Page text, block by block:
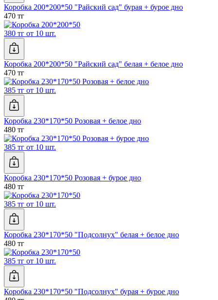
Коробка 200*200*50 "Райский сад" бурая + бурое дно
470 тг
380 тг от 10 шт.
Коробка 200*200*50 "Райский сад" белая + белое дно
470 тг
385 тг от 10 шт.
Коробка 230*170*50 Розовая + белое дно
480 тг
385 тг от 10 шт.
Коробка 230*170*50 Розовая + бурое дно
480 тг
385 тг от 10 шт.
Коробка 230*170*50 "Подсолнух" белая + белое дно
480 тг
385 тг от 10 шт.
Коробка 230*170*50 "Подсолнух" бурая + бурое дно